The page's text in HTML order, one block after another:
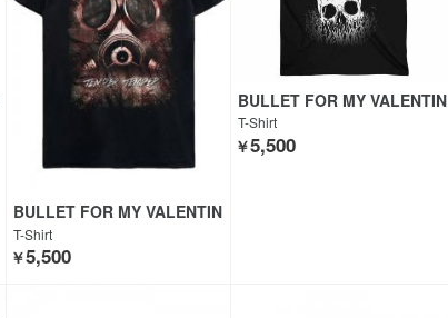
BULLET FOR MY VALENTIN
E
T-Shirt
￥5,500
BULLET FOR MY VALENTIN
E
T-Shirt
￥5,500